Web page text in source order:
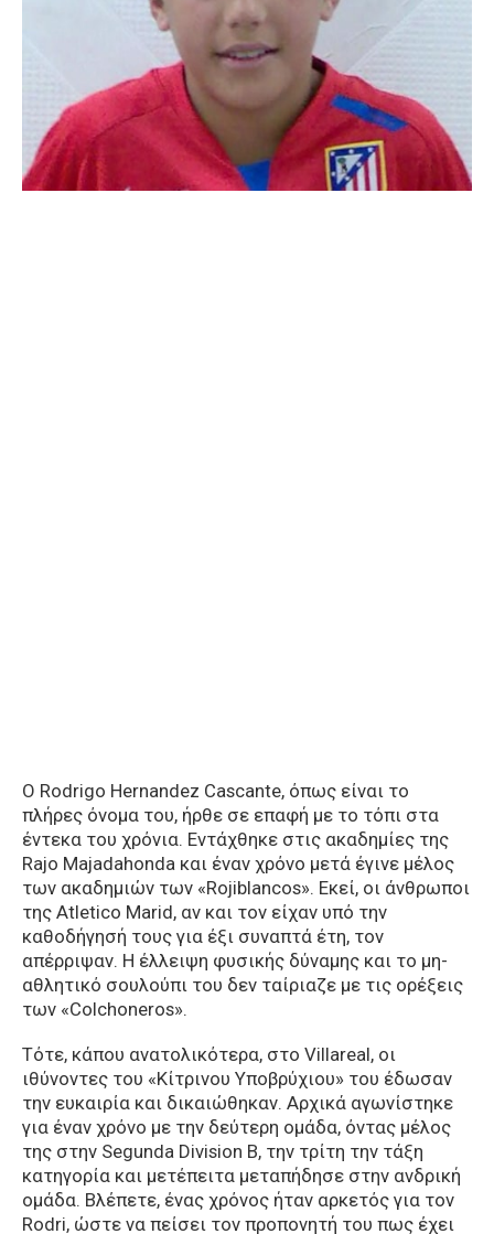
O Rodrigo Hernandez Cascante, όπως είναι το
πλήρες όνομα του, ήρθε σε επαφή με το τόπι στα
έντεκα του χρόνια. Εντάχθηκε στις ακαδημίες της
Rajo Majadahonda και έναν χρόνο μετά έγινε μέλος
των ακαδημιών των «Rojiblancos». Εκεί, οι άνθρωποι
της Atletico Marid, αν και τον είχαν υπό την
καθοδήγησή τους για έξι συναπτά έτη, τον
απέρριψαν. Η έλλειψη φυσικής δύναμης και το μη-
αθλητικό σουλούπι του δεν ταίριαζε με τις ορέξεις
των «Colchoneros».
Τότε, κάπου ανατολικότερα, στο Villareal, οι
ιθύνοντες του «Κίτρινου Υποβρύχιου» του έδωσαν
την ευκαιρία και δικαιώθηκαν. Αρχικά αγωνίστηκε
για έναν χρόνο με την δεύτερη ομάδα, όντας μέλος
της στην Segunda Division B, την τρίτη την τάξη
κατηγορία και μετέπειτα μεταπήδησε στην ανδρική
ομάδα. Βλέπετε, ένας χρόνος ήταν αρκετός για τον
Rodri, ώστε να πείσει τον προπονητή του πως έχει